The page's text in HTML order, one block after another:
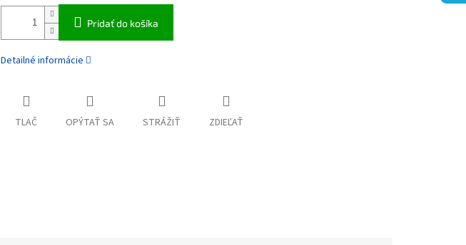
Pridať do košíka
Detailné informácie
TLAČ OPÝTAŤ SA STRÁŽIŤ ZDIEĽAŤ